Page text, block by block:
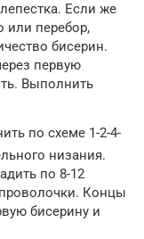
Если же
или перебор,
бисерин.
первую
Выполнить
по схеме 1-2-4-
низания.
по 8-12
Концы
бисерину и